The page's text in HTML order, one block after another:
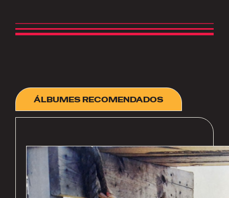
ÁLBUMES RECOMENDADOS